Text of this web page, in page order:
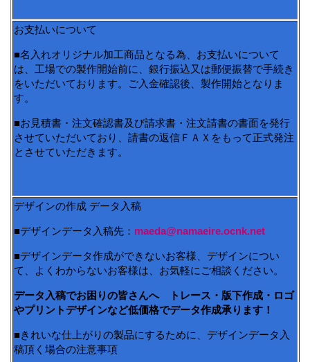
お支払いについて
■名入れオリジナル加工商品となる為、お支払いについて
は、工場での製作開始前に、銀行振込又は郵便振替で手続き
をいただいております。ご入金確認後、製作開始となりま
す。
■お見積書・注文確認書及び請求書・注文請書の書面を発行
させていただいており、請書の返信ＦＡＸをもって正式発注
とさせていただきます。
デザインの作成 データ入稿
■デザインデータ入稿先： maeda@namaeire.ocnk.net
■デザインデータ作成ができないお客様、デザインについ
て、よくわからないお客様は、お気軽にご相談ください。
データ入稿でお困りの皆さんへ トレース・版下作成・ロゴ
やプリントデザインなど低価格でデータ作成承ります！
■きれいな仕上がりの製品にするために、デザインデータ入
稿頂く場合の注意事項